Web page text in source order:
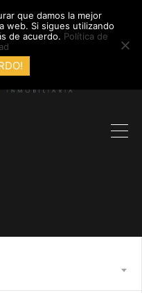
que damos la mejor
web. Si sigues utilizando
de acuerdo. Política de